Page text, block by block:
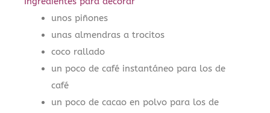
unos piñones
unas almendras a trocitos
coco rallado
un poco de café instantáneo para los de
café
un poco de cacao en polvo para los de